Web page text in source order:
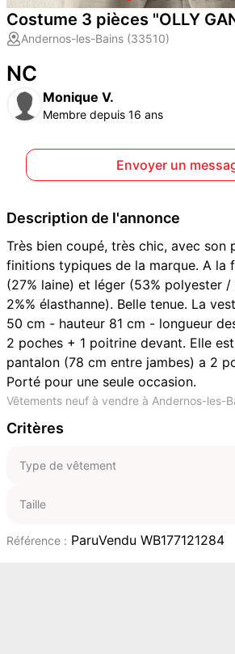
Costume 3 pièces "OLLY
Andernos-les-Bains (33510)
NC
Monique V.
Membre depuis 16 ans
Envoyer un
Description de l'annonce
Très bien coupé, très chic, avec son
finitions typiques de la marque. A la
(27% laine) et léger (53% polyester
2%% élasthanne). Belle tenue. La
50 cm - hauteur 81 cm - longueur
2 poches + 1 poitrine devant. Elle
pantalon (78 cm entre jambes) a 2
Porté pour une seule occasion.
Vêtements neuf à vendre à Andernos-les-
Critères
Type de vêtement
Taille
Référence : ParuVendu WB177121284